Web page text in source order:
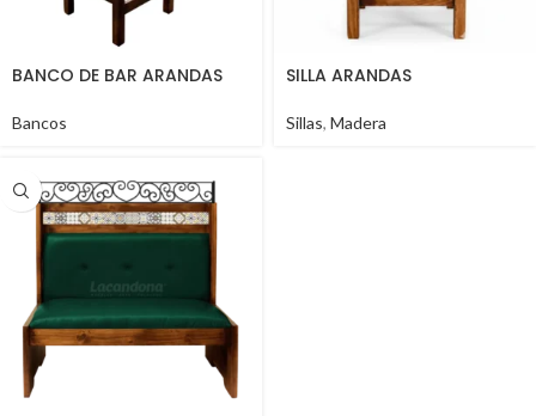
BANCO DE BAR ARANDAS
Bancos
SILLA ARANDAS
Sillas, Madera